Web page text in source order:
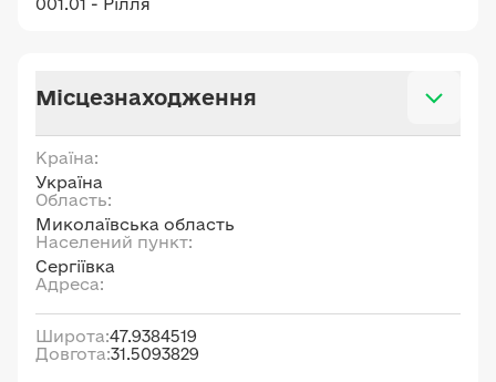
001.01 - Рілля
Місцезнаходження
Країна:
Україна
Область:
Миколаївська область
Населений пункт:
Сергіївка
Адреса:
Широта:47.9384519
Довгота:31.5093829